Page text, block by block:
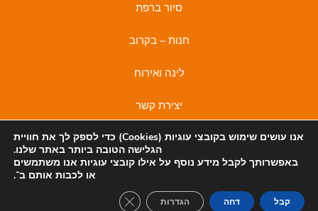
סיור ברפת
חנות – בקרוב
לינה ואירוח
יצירת קשר
מדיניות פרטיות
מדיניות פרטיות
a
n
אנו עושים שימוש בקובצי עוגיות (Cookies)
כדי לספק לך את חוויית
הגלישה הטובה ביותר באתר שלנו.
באפשרותך לקבל מידע נוסף על אילו קובצי עוגיות אנו משתמשים
או לכבות אותם ב־.
קבל דחה הגדרות GDPR Cookie Banner